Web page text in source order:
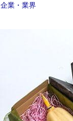
企業・業界